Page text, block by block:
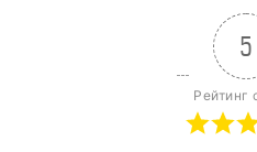
5
Рейтинг